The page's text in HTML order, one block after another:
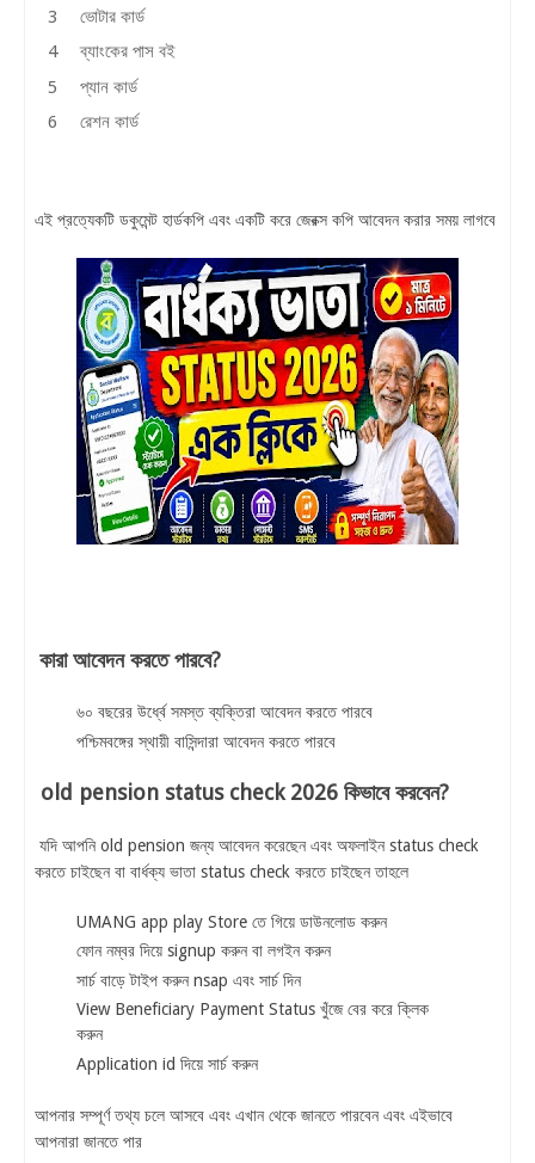
ভোটার কার্ড
ব্যাংকের পাস বই
প্যান কার্ড
রেশন কার্ড
এই প্রত্যেকটি ডকুমেন্ট হার্ডকপি এবং একটি করে জেরক্স কপি আবেদন করার সময় লাগবে
কারা আবেদন করতে পারবে?
৬০ বছরের উর্ধ্বে সমস্ত ব্যক্তিরা আবেদন করতে পারবে
পশ্চিমবঙ্গের স্থায়ী বাসিন্দারা আবেদন করতে পারবে
old pension status check 2026 কিভাবে করবেন?
যদি আপনি old pension জন্য আবেদন করেছেন এবং অফলাইন status check
করতে চাইছেন বা বার্ধক্য ভাতা status check করতে চাইছেন তাহলে
UMANG app play Store তে গিয়ে ডাউনলোড করুন
ফোন নম্বর দিয়ে signup করুন বা লগইন করুন
সার্চ বাড়ে টাইপ করুন nsap এবং সার্চ দিন
View Beneficiary Payment Status খুঁজে বের করে ক্লিক
করুন
Application id দিয়ে সার্চ করুন
আপনার সম্পূর্ণ তথ্য চলে আসবে এবং এখান থেকে জানতে পারবেন এবং এইভাবে
আপনারা জানতে পার